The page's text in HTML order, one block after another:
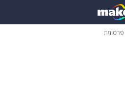
פרסומת